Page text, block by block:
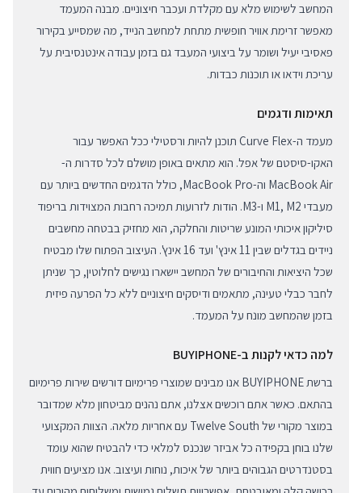
המחשב לשימוש מלא עם מקלדת ועכבר חיצוניים. מבנה המעמד
מאפשר זרימת אוויר חופשית מתחת למחשב הנייד, מה שמסייע בקירור
פאסיבי יעיל ושומר על ביצועי המעבד גם בזמן עבודה אינטנסיבית על
עריכת וידאו או תוכנות כבדות.
תאימות ודגמים
מעמד ה-Curve Flex תוכנן להיות ורסטילי ככל האפשר עבור
האקו-סיסטם של אפל. הוא מתאים באופן מושלם לכל סדרות ה-
MacBook Air וה-MacBook Pro, כולל הדגמים החדשים ביותר עם
מעבדי M1, M2 ו-M3. הודות לזרועות תמיכה רחבות המצוידות בריפוד
סיליקון איכותי המונע שריטות והחלקה, הוא מחזיק בבטחה מחשבים
ניידים בגדלים שבין 11 אינץ' ועד 16 אינץ'. העיצוב הפתוח שלו מבטיח
שכל היציאות והחיבורים של המחשב יישארו נגישים לחלוטין, כך שניתן
לחבר כבלי טעינה, מתאמים ודיסקים חיצוניים ללא כל הפרעה פיזית
בזמן שהמחשב מונח על המעמד.
למה כדאי לקנות ב-BUYIPHONE
ברשת BUYIPHONE אנו מבינים שמוצרי פרימיום דורשים שירות פרימיום
בהתאם. כאשר אתם רוכשים אצלנו, אתם נהנים מביטחון מלא שמדובר
במוצר מקורי של Twelve South עם אחריות מלאה. הצוות המקצועי
שלנו בוחן בקפידה כל אביזר שנכנס למלאי כדי להבטיח שהוא עומד
בסטנדרטים הגבוהים ביותר של איכות, נוחות ועיצוב. אנו מציעים חווית